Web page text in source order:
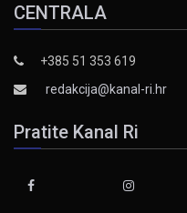
CENTRALA
+385 51 353 619
redakcija@kanal-ri.hr
Pratite Kanal Ri